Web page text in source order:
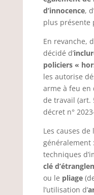
d’innocence,
plus présente
En revanche,
décidé d’
policiers «
les autorise
arme à feu en
de travail (art.
décret n°
Les causes
généralement
techniques
clé
ou le pliage
l’utilisation d’